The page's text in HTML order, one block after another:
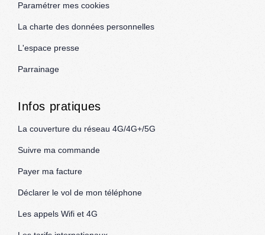
Paramétrer mes cookies
La charte des données personnelles
L'espace presse
Parrainage
Infos pratiques
La couverture du réseau 4G/4G+/5G
Suivre ma commande
Payer ma facture
Déclarer le vol de mon téléphone
Les appels Wifi et 4G